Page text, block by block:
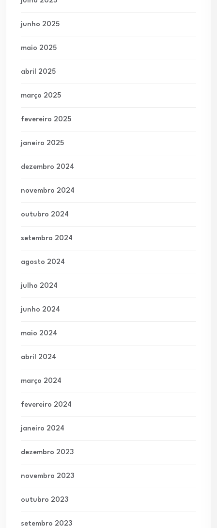
junho 2025
maio 2025
abril 2025
março 2025
fevereiro 2025
janeiro 2025
dezembro 2024
novembro 2024
outubro 2024
setembro 2024
agosto 2024
julho 2024
junho 2024
maio 2024
abril 2024
março 2024
fevereiro 2024
janeiro 2024
dezembro 2023
novembro 2023
outubro 2023
setembro 2023